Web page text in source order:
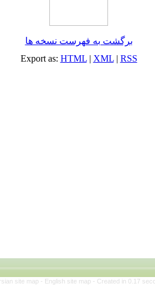
برگشت به فهرست نسخه ها
Export as: HTML| XML| RSS
site map - English site map - Created in 0.17